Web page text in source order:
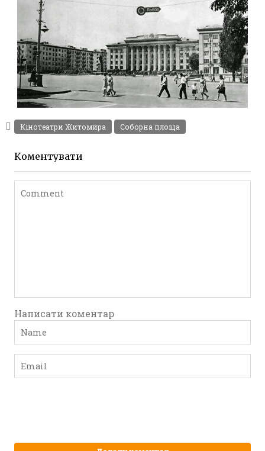
ФОТО СОБОРНА ПЛОЩА ЖИТОМИР 1967
Фото Житомир (1960-
1970)
Кінотеатри Житомира Соборна площа
Коментувати
Написати коментар